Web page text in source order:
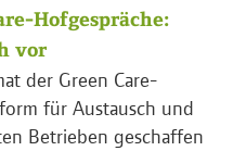
Hofgespräche:
vor
der Green Care-
für Austausch und
Betrieben geschaffen